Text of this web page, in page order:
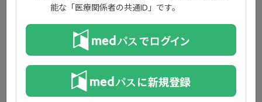
竹内 勤 先生
能な「医療関係者の共通ID」です。